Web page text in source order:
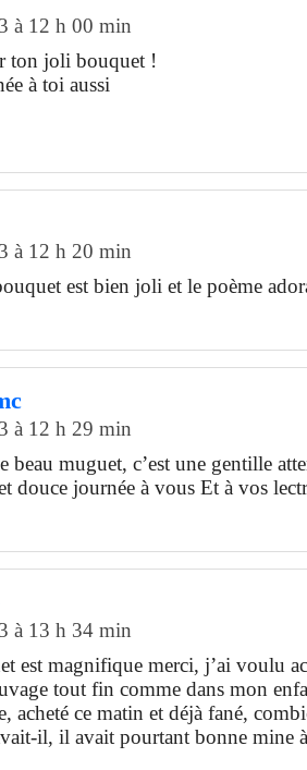
à 12 h 00 min
ton joli bouquet !
à toi aussi
à 12 h 20 min
est bien joli et le poème
à 12 h 29 min
beau muguet, c’est une gentille
douce journée à vous Et à vos
à 13 h 34 min
est magnifique merci, j’ai voulu
tout fin comme dans mon
acheté ce matin et déjà fané,
il, il avait pourtant bonne mine